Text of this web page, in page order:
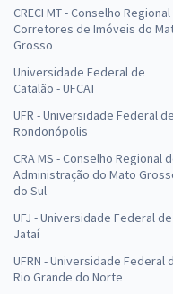
CRECI MT - Conselho
Corretores de Imóveis do
Grosso
Universidade Federal de
Catalão - UFCAT
UFR - Universidade Federal de
Rondonópolis
CRA MS - Conselho Regional
Administração do Mato
do Sul
UFJ - Universidade Federal de
Jataí
UFRN - Universidade Federal
Rio Grande do Norte